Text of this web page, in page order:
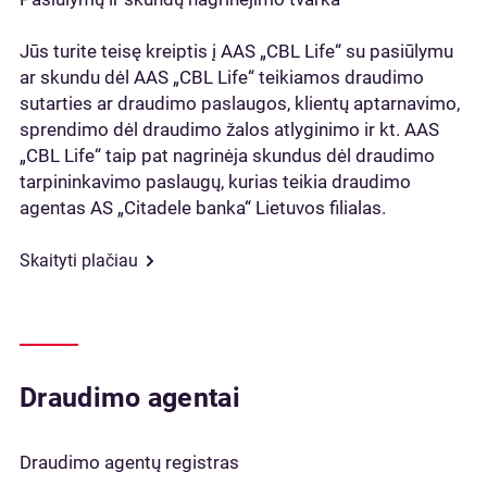
Jūs turite teisę kreiptis į AAS „CBL Life“ su pasiūlymu
ar skundu dėl AAS „CBL Life“ teikiamos draudimo
sutarties ar draudimo paslaugos, klientų aptarnavimo,
sprendimo dėl draudimo žalos atlyginimo ir kt. AAS
„CBL Life“ taip pat nagrinėja skundus dėl draudimo
tarpininkavimo paslaugų, kurias teikia draudimo
agentas AS „Citadele banka“ Lietuvos filialas.
Skaityti plačiau
Draudimo agentai
Draudimo agentų registras